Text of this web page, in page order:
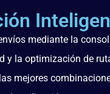
mediante la
y la optimización de
mejores